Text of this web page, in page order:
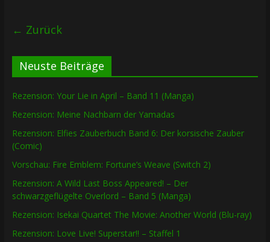
← Zurück
Neuste Beiträge
Rezension: Your Lie in April – Band 11 (Manga)
Rezension: Meine Nachbarn der Yamadas
Rezension: Elfies Zauberbuch Band 6: Der korsische Zauber
(Comic)
Vorschau: Fire Emblem: Fortune’s Weave (Switch 2)
Rezension: A Wild Last Boss Appeared! – Der
schwarzgeflügelte Overlord – Band 5 (Manga)
Rezension: Isekai Quartet The Movie: Another World (Blu-ray)
Rezension: Love Live! Superstar!! – Staffel 1